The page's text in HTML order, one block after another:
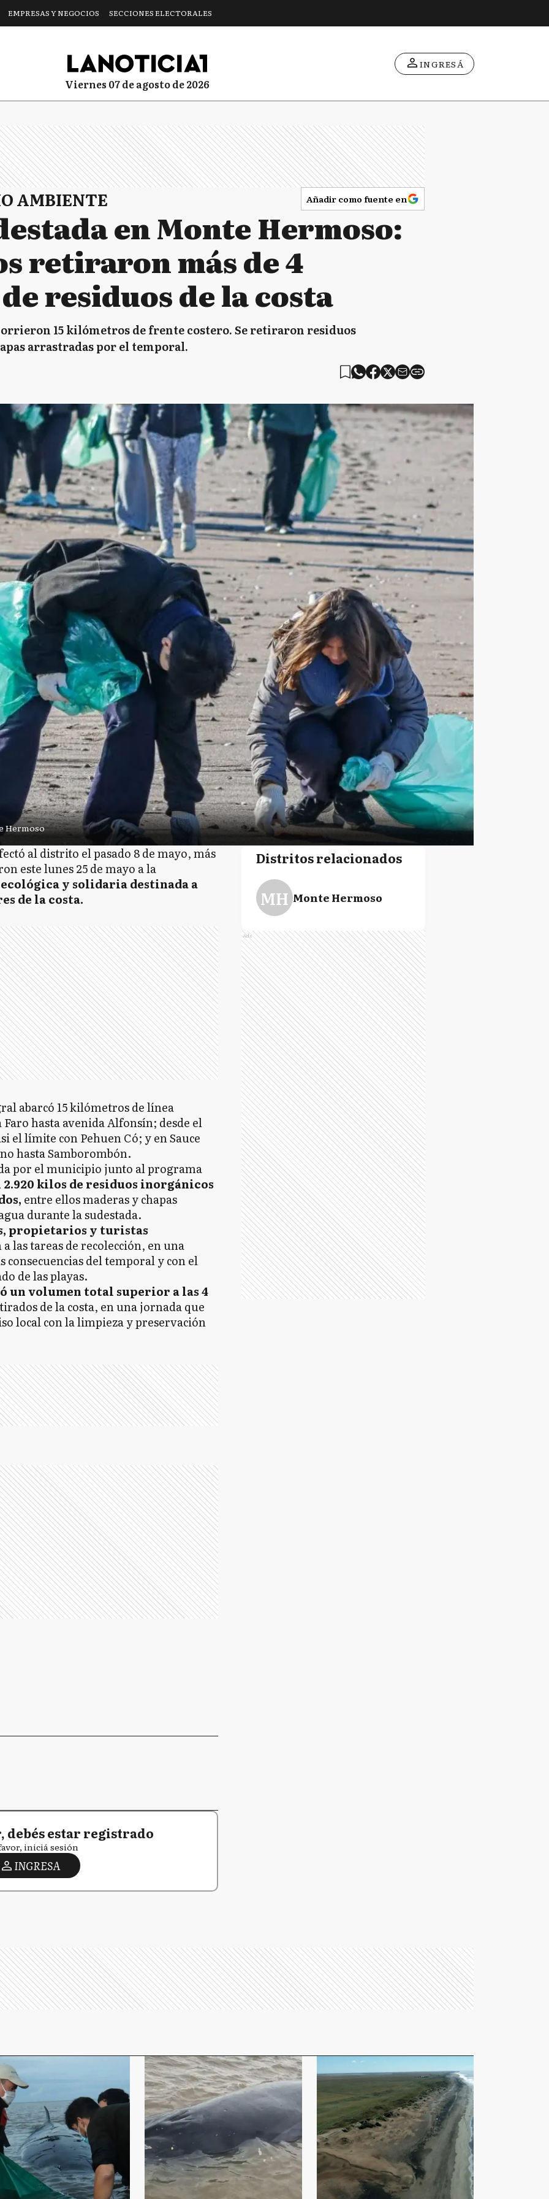
EMPRESAS Y NEGOCIOS SECCIONES ELECTORALES
viernes 07 de agosto de 2026
INGRESÁ
AMBIENTE Añadir como fuente en
en Monte Hermoso:
retiraron más de 4
residuos de la costa
15 kilómetros de frente costero. Se retiraron residuos
arrastradas por el temporal.
Hermoso
al distrito el pasado 8 de mayo, más
este lunes 25 de mayo a la
y solidaria destinada a
de la costa.
abarcó 15 kilómetros de línea
hasta avenida Alfonsín; desde el
el límite con Pehuen Có; y en Sauce
hasta Samborombón.
por el municipio junto al programa
kilos de residuos inorgánicos
entre ellos maderas y chapas
durante la sudestada.
propietarios y turistas
las tareas de recolección, en una
del temporal y con el
de las playas.
un volumen total superior a las 4
de la costa, en una jornada que
local con la limpieza y preservación
debés estar registrado
iniciá sesión
INGRESA
Distritos relacionados
MH Monte Hermoso
Ads